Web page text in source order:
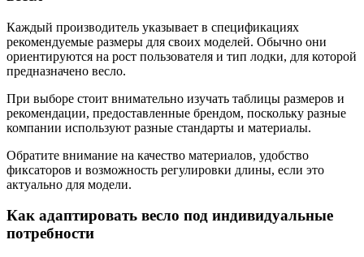
Каждый производитель указывает в спецификациях
рекомендуемые размеры для своих моделей. Обычно они
ориентируются на рост пользователя и тип лодки, для которой
предназначено весло.
При выборе стоит внимательно изучать таблицы размеров и
рекомендации, предоставленные брендом, поскольку разные
компании используют разные стандарты и материалы.
Обратите внимание на качество материалов, удобство
фиксаторов и возможность регулировки длины, если это
актуально для модели.
Как адаптировать весло под индивидуальные
потребности